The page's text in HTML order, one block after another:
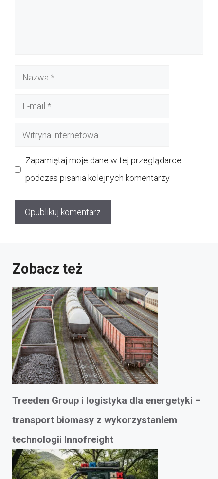
Nazwa
Witryna
Zapamiętaj moje dane w tej przeglądarce
podczas pisania kolejnych komentarzy.
Zobacz też
Treeden Group i logistyka dla energetyki –
transport biomasy z wykorzystaniem
technologii Innofreight